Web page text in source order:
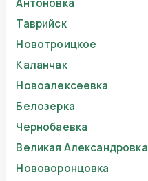
Антоновка
Таврийск
Новотроицкое
Каланчак
Новоалексеевка
Белозерка
Чернобаевка
Великая Александровка
Нововоронцовка